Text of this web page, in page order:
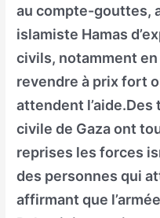
au compte-gouttes,
islamiste Hamas
civils, notamment en
revendre à prix fort
attendent
civile de Gaza ont
reprises les forces
des personnes qui
affirmant que